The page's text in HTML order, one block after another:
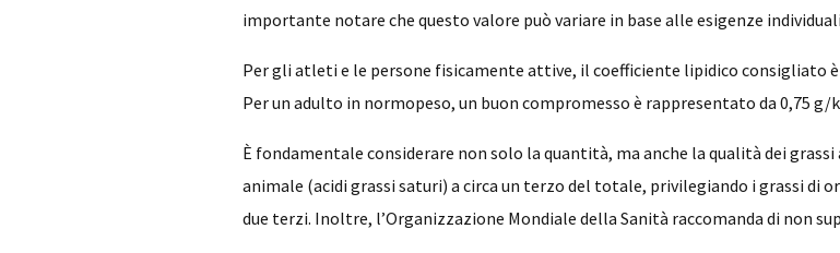
importante notare che questo valore può variare in base alle esigenze
Per gli atleti e le persone fisicamente attive, il coefficiente lipidico consigliato è
Per un adulto in normopeso, un buon compromesso è rappresentato da 0,75 g/
È fondamentale considerare non solo la quantità, ma anche la qualità dei
animale (acidi grassi saturi) a circa un terzo del totale, privilegiando i grassi di
due terzi. Inoltre, l’Organizzazione Mondiale della Sanità raccomanda di non